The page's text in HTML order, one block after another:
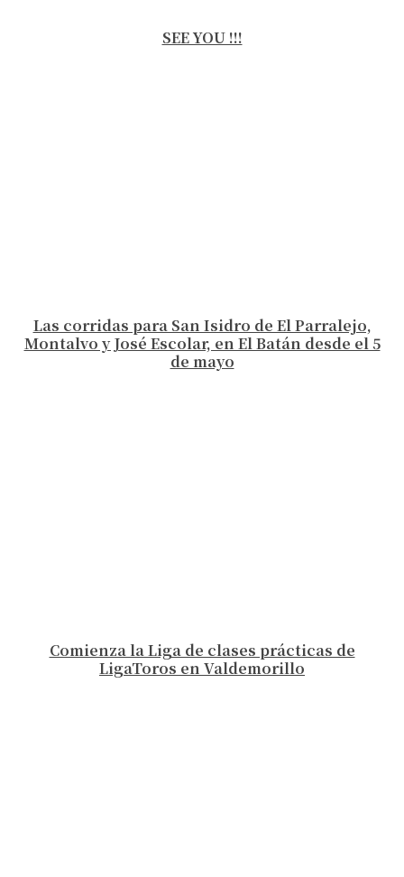
SEE YOU !!!
Las corridas para San Isidro de El Parralejo,
Montalvo y José Escolar, en El Batán desde el 5
de mayo
Comienza la Liga de clases prácticas de
LigaToros en Valdemorillo